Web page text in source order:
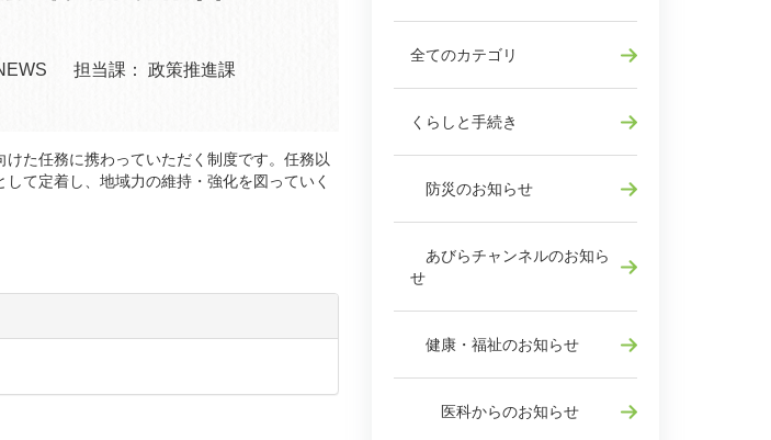
担当課： 政策推進課
た任務に携わっていただく制度です。任務以
て定着し、地域力の維持・強化を図っていく
全てのカテゴリ
くらしと手続き
防災のお知らせ
あびらチャンネルのお知ら
せ
健康・福祉のお知らせ
医科からのお知らせ